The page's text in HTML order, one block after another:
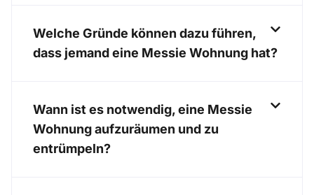
Welche Gründe können dazu führen,
dass jemand eine Messie Wohnung hat?
Wann ist es notwendig, eine Messie
Wohnung aufzuräumen und zu
entrümpeln?